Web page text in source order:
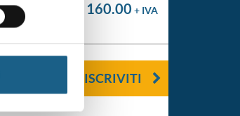
€ 160.00 + IVA
ISCRIVITI